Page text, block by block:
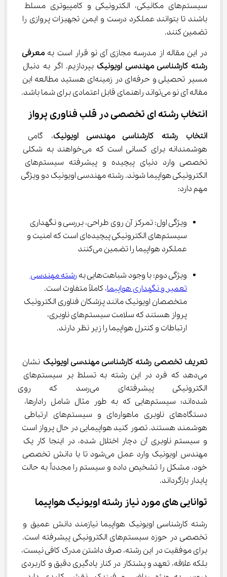
سیستم‌های مکانیکی، الکترونیکی و کامپیوتری مسلط
باشند تا بتوانند عملکرد درست و ایمن تجهیزات پروازی را
تضمین کنند.
در این مقاله از مدرسه مجازی آی نو قرار است به معرفی
رشته کارشناسی مهندسی اویونیک بپردازیم. اگر به دنبال
مسیر تحصیلی و حرفه‌ای در زمینه‌ای هستید مطالعه این
مقاله آی نو می‌تواند راهنمای قابل اعتمادی برای شما باشد.
انتخاب رشته‌ ای تخصصی در قلب فناوری پرواز
انتخاب رشته کارشناسی مهندسی اویونیک، گامی
هوشمندانه برای کسانی است که می‌خواهند به شکلی
تخصصی وارد دنیای پیچیده و پیشرفته سیستم‌های
الکترونیکی هواپیما شوند. رشته مهندسی اویونیک دو ویژگی
مهم دارد:
ویژگی اول: تمرکز آن روی طراحی، بررسی و نگهداری
سیستم‌های الکترونیکی پیچیده‌ای است که امنیت و
عملکرد هواپیما را تضمین می‌کنند
ویژگی دوم: با وجود شباهت‌هایی به
رشته مهندسی
تعمیر و نگهداری هواپیما، کاملاً متفاوت است.
متخصصان اویونیک مانند پزشکان فناوری الکترونیک
پرواز هستند که سلامت سیستم‌های ناوبری،
ارتباطات و کنترل هواپیما را زیر نظر دارند.
تعریف تخصصی رشته کارشناسی مهندسی اویونیک نشان
می‌دهد که فرد در این رشته به تسلط بر سیستم‌های
الکترونیکی پیشرفته‌ای
شده‌اند؛ سیستم‌هایی که به طور مثال شامل رادارها،
دستگاه‌های ناوبری ماهواره‌ای و سیستم‌های ارتباطی
هوشمند هستند. تصور کنید هواپیمایی در حال پرواز است
و سیستم ناوبری آن دچار اختلال شده، در اینجا کار یک
مهندس اویونیک وارد عمل می‌شود تا با دانش تخصصی
خود، مشکل را تشخیص داده و سیستم را مجدداً به حالت
پایدار بازگرداند.
توانایی ‌های مورد نیاز رشته اویونیک هواپیما
رشته کارشناسی اویونیک هواپیما نیازمند دانش عمیق و
تخصصی در حوزه سیستم‌های الکترونیکی پیشرفته است.
برای موفقیت در این رشته، صرف داشتن مدرک کافی نیست،
بلکه علاقه، تعهد و پشتکار در کنار یادگیری دقیق و کاربردی